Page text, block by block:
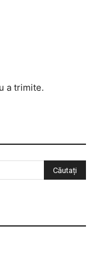
a trimite.